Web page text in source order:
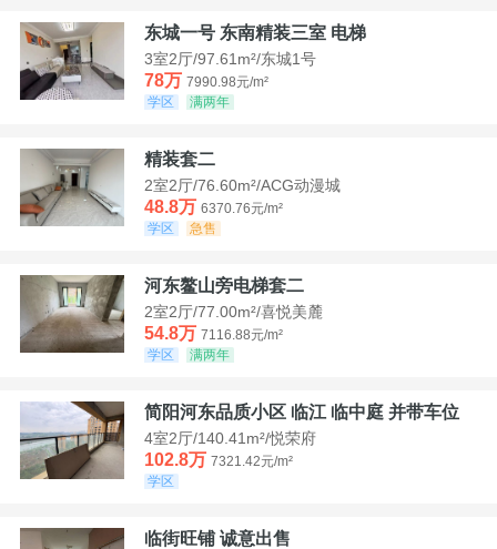
东城一号 东南精装三室 电梯
3室2厅/97.61m²/东城1号
78万 7990.98元/m²
学区
满两年
精装套二
2室2厅/76.60m²/ACG动漫城
48.8万 6370.76元/m²
学区
急售
河东鳌山旁电梯套二
2室2厅/77.00m²/喜悦美麓
54.8万 7116.88元/m²
学区
满两年
简阳河东品质小区 临江 临中庭 并带车位
4室2厅/140.41m²/悦荣府
102.8万 7321.42元/m²
学区
临街旺铺 诚意出售